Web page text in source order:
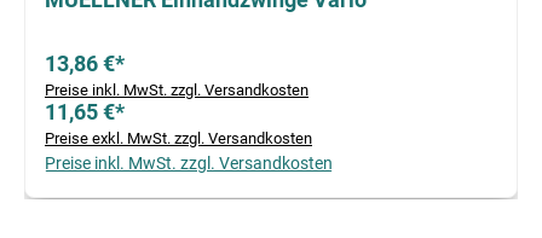
13,86 €*
Preise inkl. MwSt. zzgl. Versandkosten
11,65 €*
Preise exkl. MwSt. zzgl. Versandkosten
Preise inkl. MwSt. zzgl. Versandkosten